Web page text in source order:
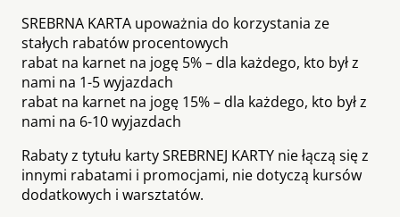
SREBRNA KARTA upoważnia do korzystania ze
stałych rabatów procentowych
rabat na karnet na jogę 5% – dla każdego, kto był z
nami na 1-5 wyjazdach
rabat na karnet na jogę 15% – dla każdego, kto był z
nami na 6-10 wyjazdach
Rabaty z tytułu karty SREBRNEJ KARTY nie łączą się z
innymi rabatami i promocjami, nie dotyczą kursów
dodatkowych i warsztatów.